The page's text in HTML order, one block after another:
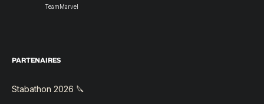
TeamMarvel
PARTENAIRES
Stabathon 2026 🔪